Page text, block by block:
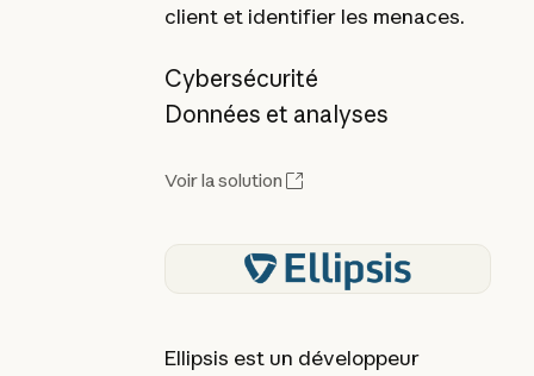
client et identifier les menaces.
Cybersécurité
Données et analyses
Voir la solution
Ellipsis est un développeur